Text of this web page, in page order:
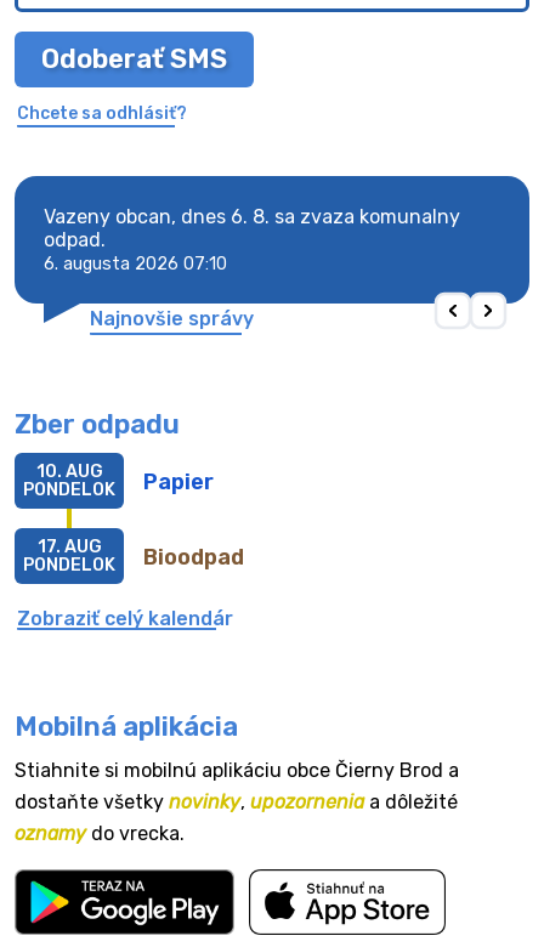
Odoberať SMS
Chcete sa odhlásiť?
Vazeny obcan, dnes 6. 8. sa zvaza komunalny
odpad.
6. augusta 2026 07:10
Najnovšie správy
Zber odpadu
Papier
10. AUG
PONDELOK
Bioodpad
17. AUG
PONDELOK
Zobraziť celý kalendár
Mobilná aplikácia
Stiahnite si mobilnú aplikáciu obce Čierny Brod a
dostaňte všetky novinky, upozorneniaa dôležité
oznamydo vrecka.